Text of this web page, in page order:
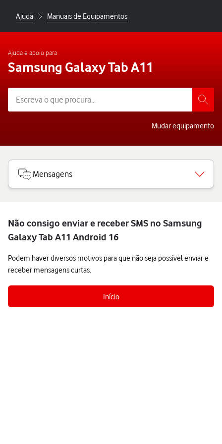
Ajuda Manuais de Equipamentos
Ajuda e apoio para
Samsung Galaxy Tab A11
Mudar equipamento
Mensagens
Não consigo enviar e receber SMS no Samsung
Galaxy Tab A11 Android 16
Podem haver diversos motivos para que não seja possível enviar e
receber mensagens curtas.
Início